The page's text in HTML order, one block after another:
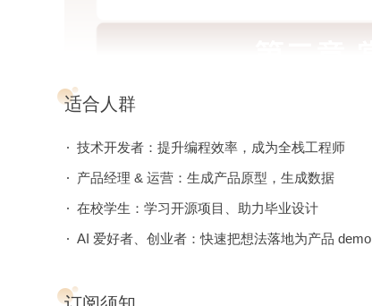
适合人群
技术开发者：提升编程效率，成为全栈工程师
产品经理 & 运营：生成产品原型，生成数据
在校学生：学习开源项目、助力毕业设计
AI 爱好者、创业者：快速把想法落地为产品 demo